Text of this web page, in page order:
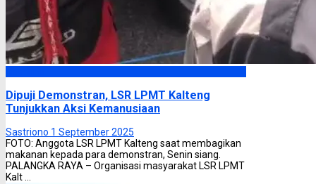
Dipuji Demonstran, LSR LPMT Kalteng
Tunjukkan Aksi Kemanusiaan
Sastriono 1 September 2025
FOTO: Anggota LSR LPMT Kalteng saat membagikan
makanan kepada para demonstran, Senin siang.
PALANGKA RAYA – Organisasi masyarakat LSR LPMT
Kalt ...